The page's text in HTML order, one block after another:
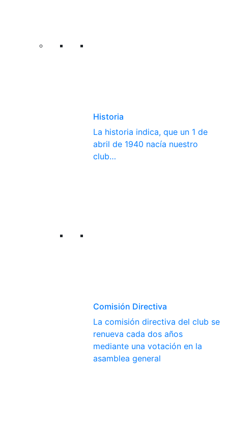
Historia
La historia indica, que un 1 de
abril de 1940 nacía nuestro
club…
Comisión Directiva
La comisión directiva del club se
renueva cada dos años
mediante una votación en la
asamblea general